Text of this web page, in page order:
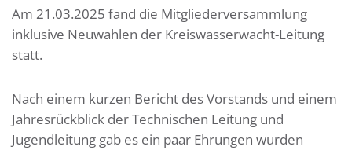
Am 21.03.2025 fand die Mitgliederversammlung
inklusive Neuwahlen der Kreiswasserwacht-Leitung
statt.
Nach einem kurzen Bericht des Vorstands und einem
Jahresrückblick der Technischen Leitung und
Jugendleitung gab es ein paar Ehrungen wurden